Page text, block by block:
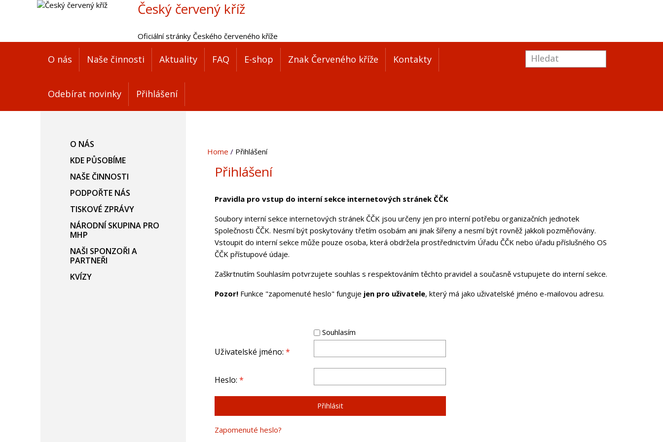
Český červený kříž
Oficiální stránky Českého červeného kříže
O nás Naše činnosti Aktuality FAQ E-shop Znak Červeného kříže Kontakty
Odebírat novinky Přihlášení
Home Přihlášení
Přihlášení
Pravidla pro vstup do interní sekce internetových stránek ČČK
Soubory interní sekce internetových stránek ČČK jsou určeny jen pro interní potřebu organizačních jednotek
Společnosti ČČK. Nesmí být poskytovány třetím osobám ani jinak šířeny a nesmí být rovněž jakkoli pozměňovány.
Vstoupit do interní sekce může pouze osoba, která obdržela prostřednictvím Úřadu ČČK nebo úřadu příslušného OS
ČČK přístupové údaje.
Zaškrtnutím Souhlasím potvrzujete souhlas s respektováním těchto pravidel a současně vstupujete do interní sekce.
Pozor!Funkce "zapomenuté heslo" funguje jen pro uživatele, který má jako uživatelské jméno e-mailovou adresu.
Souhlasím
Uživatelské jméno: *
Heslo: *
Zapomenuté heslo?
O NÁS
KDE PŮSOBÍME
NAŠE ČINNOSTI
PODPOŘTE NÁS
TISKOVÉ ZPRÁVY
NÁRODNÍ SKUPINA PRO
MHP
NAŠI SPONZOŘI A
PARTNEŘI
KVÍZY